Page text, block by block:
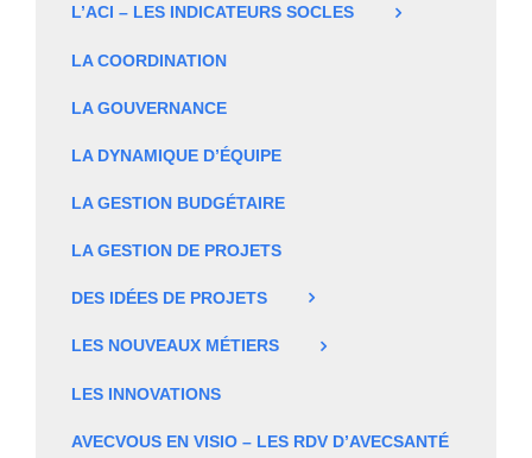
L’ACI – LES INDICATEURS SOCLES
LA COORDINATION
LA GOUVERNANCE
LA DYNAMIQUE D’ÉQUIPE
LA GESTION BUDGÉTAIRE
LA GESTION DE PROJETS
DES IDÉES DE PROJETS
LES NOUVEAUX MÉTIERS
LES INNOVATIONS
AVECVOUS EN VISIO – LES RDV D’AVECSANTÉ